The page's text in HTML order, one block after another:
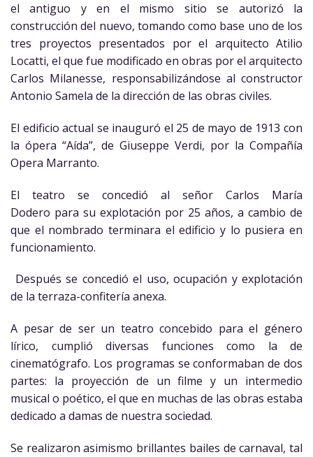
el antiguo y en el mismo sitio se autorizó la
construcción del nuevo, tomando como base uno de los
tres proyectos presentados por el arquitecto Atilio
Locatti, el que fue modificado en obras por el arquitecto
Carlos Milanesse, responsabilizándose al constructor
Antonio Samela de la dirección de las obras civiles.
El edificio actual se inauguró el 25 de mayo de 1913 con
la ópera “Aída”, de Giuseppe Verdi, por la Compañía
Opera Marranto.
El teatro se concedió al señor Carlos
María
Dodero para su explotación por 25 años, a cambio de
que el nombrado terminara el edificio y lo pusiera en
funcionamiento.
Después se concedió el uso, ocupación y explotación
de la terraza-confitería anexa.
A pesar de ser un teatro concebido para el género
lírico, cumplió diversas funciones como la de
cinematógrafo. Los programas se conformaban de dos
partes: la proyección de un filme y un intermedio
musical o poético, el que en muchas de las obras estaba
dedicado a damas de nuestra sociedad.
Se realizaron asimismo brillantes bailes de carnaval, tal